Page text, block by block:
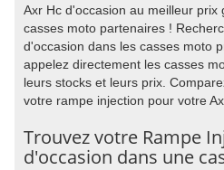
Axr Hc d'occasion au meilleur prix
casses moto partenaires !
d'occasion dans les casses moto
appelez directement les casses
leurs stocks et leurs prix.
votre rampe injection pour votre
Trouvez votre Rampe
d'occasion dans une